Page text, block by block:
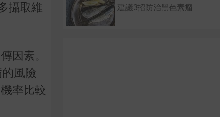
攝取維
因素。
風險
率比較
建議3招防治黑色素瘤